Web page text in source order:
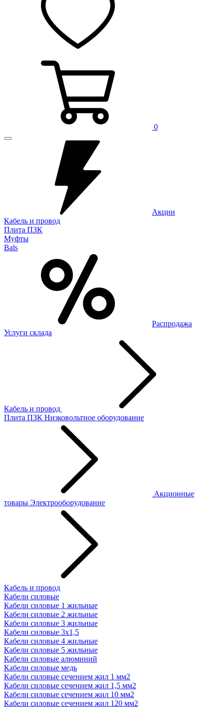
0
Акции
Кабель и провод
Плита ПЗК
Муфты
Bals
Распродажа
Услуги склада
Кабель и провод
Плита ПЗК Низковольтное оборудование
Акционные
товары Электрооборудование
Кабель и провод
Кабели силовые
Кабели силовые 1 жильные
Кабели силовые 2 жильные
Кабели силовые 3 жильные
Кабели силовые 3х1,5
Кабели силовые 4 жильные
Кабели силовые 5 жильные
Кабели силовые алюминий
Кабели силовые медь
Кабели силовые сечением жил 1 мм2
Кабели силовые сечением жил 1,5 мм2
Кабели силовые сечением жил 10 мм2
Кабели силовые сечением жил 120 мм2